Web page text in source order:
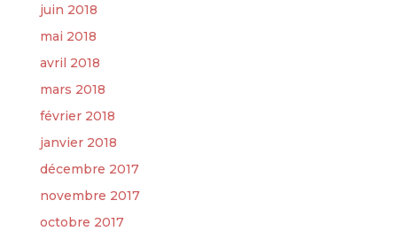
juin 2018
mai 2018
avril 2018
mars 2018
février 2018
janvier 2018
décembre 2017
novembre 2017
octobre 2017